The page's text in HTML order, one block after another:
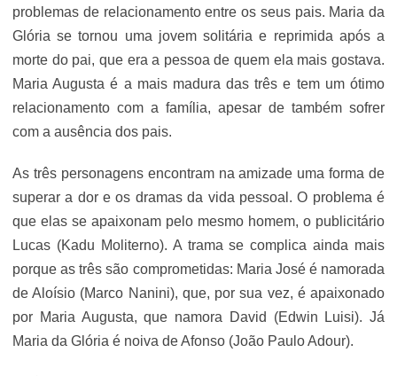
problemas de relacionamento entre os seus pais. Maria da
Glória se tornou uma jovem solitária e reprimida após a
morte do pai, que era a pessoa de quem ela mais gostava.
Maria Augusta é a mais madura das três e tem um ótimo
relacionamento com a família, apesar de também sofrer
com a ausência dos pais.
As três personagens encontram na amizade uma forma de
superar a dor e os dramas da vida pessoal. O problema é
que elas se apaixonam pelo mesmo homem, o publicitário
Lucas (Kadu Moliterno). A trama se complica ainda mais
porque as três são comprometidas: Maria José é namorada
de Aloísio (Marco Nanini), que, por sua vez, é apaixonado
por Maria Augusta, que namora David (Edwin Luisi). Já
Maria da Glória é noiva de Afonso (João Paulo Adour).